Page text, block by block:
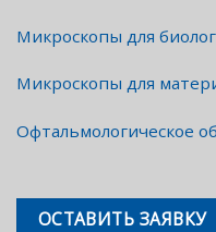
Микроскопы для
Микроскопы для
Офтальмологическое
ОСТАВИТЬ ЗАЯВКУ